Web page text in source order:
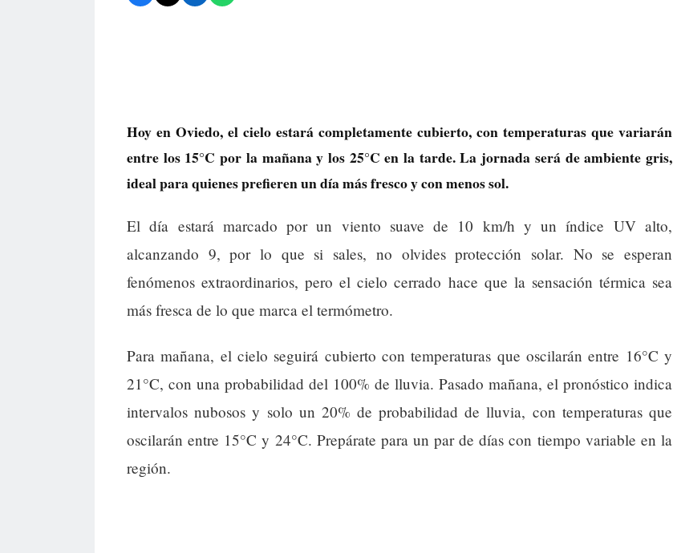
Hoy en Oviedo, el cielo estará completamente cubierto, con temperaturas que variarán
entre los 15°C por la mañana y los 25°C en la tarde. La jornada será de ambiente gris,
ideal para quienes prefieren un día más fresco y con menos sol.
El día estará marcado por un viento suave de 10 km/h y un índice UV alto,
alcanzando 9, por lo que si sales, no olvides protección solar. No se esperan
fenómenos extraordinarios, pero el cielo cerrado hace que la sensación térmica sea
más fresca de lo que marca el termómetro.
Para mañana, el cielo seguirá cubierto con temperaturas que oscilarán entre 16°C y
21°C, con una probabilidad del 100% de lluvia. Pasado mañana, el pronóstico indica
intervalos nubosos y solo un 20% de probabilidad de lluvia, con temperaturas que
oscilarán entre 15°C y 24°C. Prepárate para un par de días con tiempo variable en la
región.